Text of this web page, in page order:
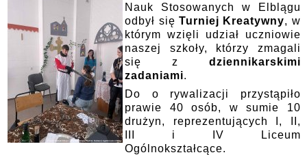
Nauk Stosowanych w Elblągu
odbył się Turniej Kreatywny, w
którym wzięli udział uczniowie
naszej szkoły, którzy zmagali
się z dziennikarskimi
zadaniami.
Do o rywalizacji przystąpiło
prawie 40 osób, w sumie 10
drużyn, reprezentujących I, II,
III i IV Liceum
Ogólnokształcące.